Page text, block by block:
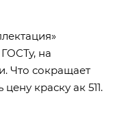
на
Что сокращает
краску ак 511.